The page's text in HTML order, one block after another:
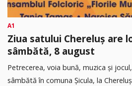
A1
Ziua satului Chereluș are
sâmbătă, 8 august
Petrecerea, voia bună, muzica și
sâmbătă în comuna Șicula, la